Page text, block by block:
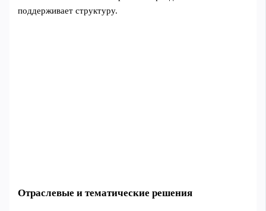
поддерживает структуру.
Отраслевые и тематические решения